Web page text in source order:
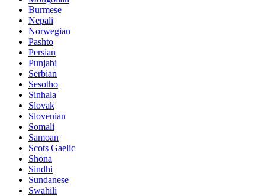
Burmese
Nepali
Norwegian
Pashto
Persian
Punjabi
Serbian
Sesotho
Sinhala
Slovak
Slovenian
Somali
Samoan
Scots Gaelic
Shona
Sindhi
Sundanese
Swahili